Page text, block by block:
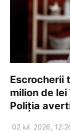
Escrocherii
milion de
Poliția
02 iul. 2026,